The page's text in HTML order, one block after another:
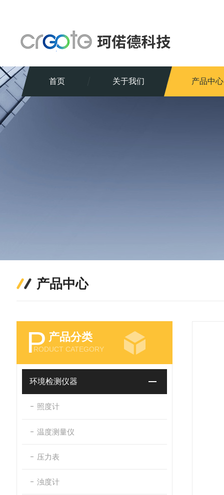
首页 关于我们 产品中心
产品中心
P 产品分类
RODUCT CATEGORY
环境检测仪器
照度计
温度测量仪
压力表
浊度计